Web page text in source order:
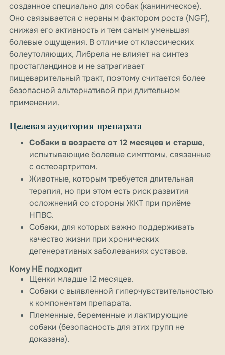
созданное специально для собак (каниническое).
Оно связывается с нервным фактором роста (NGF),
снижая его активность и тем самым уменьшая
болевые ощущения. В отличие от классических
болеутоляющих, Либрела не влияет на синтез
простагландинов и не затрагивает
пищеварительный тракт, поэтому считается более
безопасной альтернативой при длительном
применении.
Целевая аудитория препарата
Собаки в возрасте от 12 месяцев и старше,
испытывающие болевые симптомы, связанные
с остеоартритом.
Животные, которым требуется длительная
терапия, но при этом есть риск развития
осложнений со стороны ЖКТ при приёме
НПВС.
Собаки, для которых важно поддерживать
качество жизни при хронических
дегенеративных заболеваниях суставов.
Кому НЕ подходит
Щенки младше 12 месяцев.
Собаки с выявленной гиперчувствительностью
к компонентам препарата.
Племенные, беременные и лактирующие
собаки (безопасность для этих групп не
доказана).